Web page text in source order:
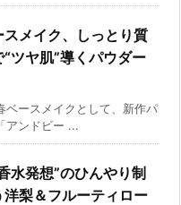
メイク、しっとり質
ツヤ肌”導くパウダー
ベースメイクとして、新作パ
アンドビー ...
水発想”のひんやり制
梨＆フルーティロー